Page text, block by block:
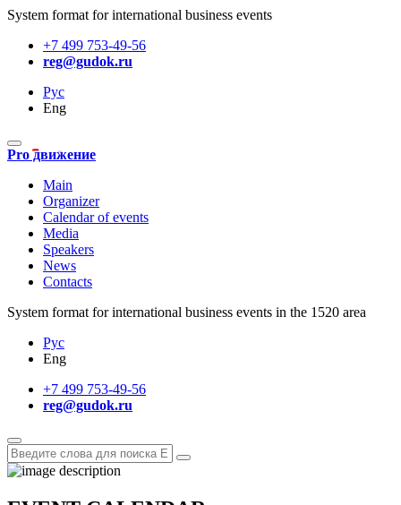
System format for international business events
+7 499 753-49-56
reg@gudok.ru
Рус
Eng
Pro движение
Main
Organizer
Calendar of events
Media
Speakers
News
Contacts
System format for international business events in the 1520 area
Рус
Eng
+7 499 753-49-56
reg@gudok.ru